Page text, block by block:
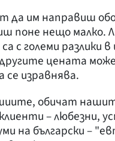
да им направиш
поне нещо малко.
с големи разлики
цената може
се изравнява.
обичат
– любезни,
на български –